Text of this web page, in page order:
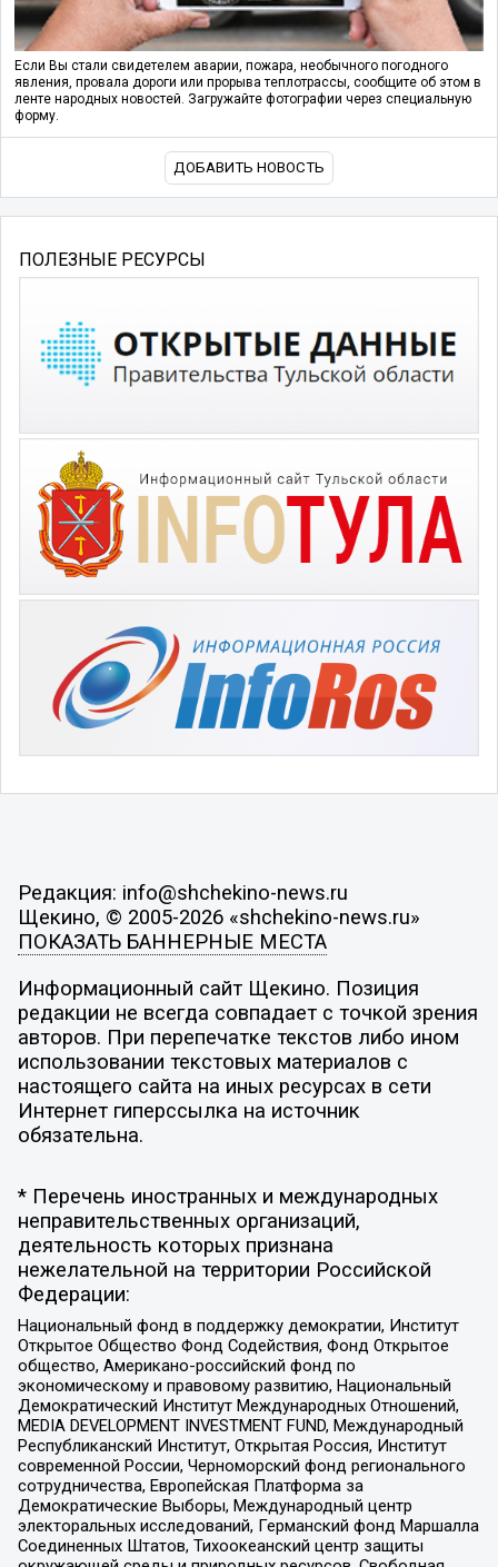
Если Вы стали свидетелем аварии, пожара, необычного погодного
явления, провала дороги или прорыва теплотрассы, сообщите об этом в
ленте народных новостей. Загружайте фотографии через специальную
форму.
ДОБАВИТЬ НОВОСТЬ
ПОЛЕЗНЫЕ РЕСУРСЫ
Редакция: info@shchekino-news.ru
Щекино, © 2005-2026 «shchekino-news.ru»
ПОКАЗАТЬ БАННЕРНЫЕ МЕСТА
Информационный сайт Щекино. Позиция
редакции не всегда совпадает с точкой зрения
авторов. При перепечатке текстов либо ином
использовании текстовых материалов с
настоящего сайта на иных ресурсах в сети
Интернет гиперссылка на источник
обязательна.
* Перечень иностранных и международных
неправительственных организаций,
деятельность которых признана
нежелательной на территории Российской
Федерации:
Национальный фонд в поддержку демократии, Институт
Открытое Общество Фонд Содействия, Фонд Открытое
общество, Американо-российский фонд по
экономическому и правовому развитию, Национальный
Демократический Институт Международных Отношений,
MEDIA DEVELOPMENT INVESTMENT FUND, Международный
Республиканский Институт, Открытая Россия, Институт
современной России, Черноморский фонд регионального
сотрудничества, Европейская Платформа за
Демократические Выборы, Международный центр
электоральных исследований, Германский фонд Маршалла
Соединенных Штатов, Тихоокеанский центр защиты